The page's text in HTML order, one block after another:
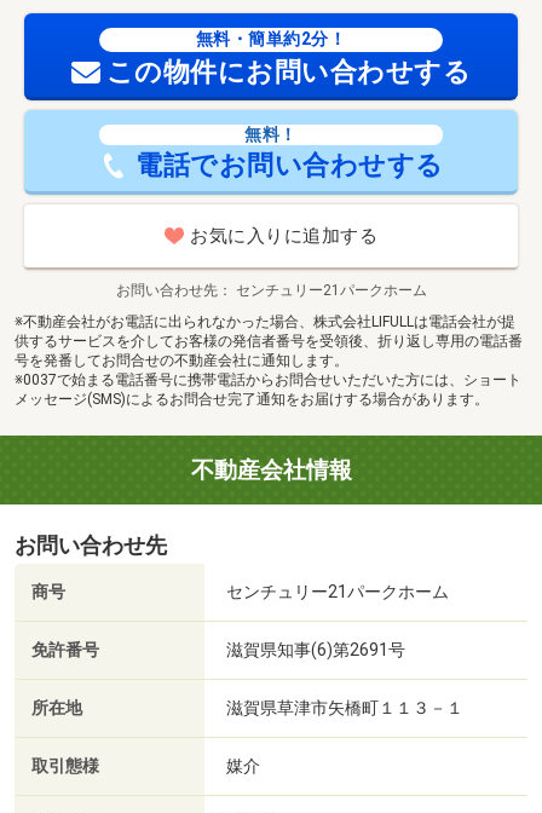
ーム：トイレ＆洗面所＆床（フローリング等）、壁＆天井
（クロス、塗装等）、外壁■年間賃料：６８４０００円
【設備・特記事項備考】満室賃貸中
無料・簡単約2分！
この物件にお問い合わせする
無料！
電話でお問い合わせする
お気に入りに追加する
お問い合わせ先
センチュリー21パークホーム
※不動産会社がお電話に出られなかった場合、株式会社LIFULLは電話会社が提
供するサービスを介してお客様の発信者番号を受領後、折り返し専用の電話番
号を発番してお問合せの不動産会社に通知します。
※0037で始まる電話番号に携帯電話からお問合せいただいた方には、ショート
メッセージ(SMS)によるお問合せ完了通知をお届けする場合があります。
不動産会社情報
お問い合わせ先
商号 センチュリー21パークホーム
免許番号 滋賀県知事(6)第2691号
所在地 滋賀県草津市矢橋町１１３－１
取引態様 媒介